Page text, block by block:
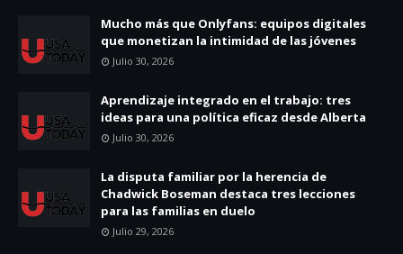
Mucho más que Onlyfans: equipos digitales
que monetizan la intimidad de las jóvenes
Julio 30, 2026
Aprendizaje integrado en el trabajo: tres
ideas para una política eficaz desde Alberta
Julio 30, 2026
La disputa familiar por la herencia de
Chadwick Boseman destaca tres lecciones
para las familias en duelo
Julio 29, 2026